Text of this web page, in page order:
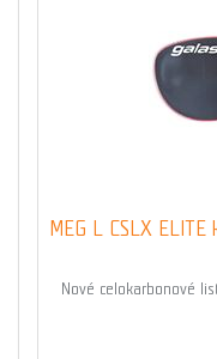
MEG L CSLX ELITE
Nové celokarbonové